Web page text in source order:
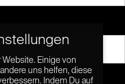
Einige von
uns helfen, diese
Indem Du auf